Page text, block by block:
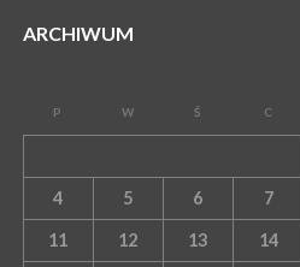
ARCHIWUM
P W Ś C
4 5 6 7
11 12 13 14